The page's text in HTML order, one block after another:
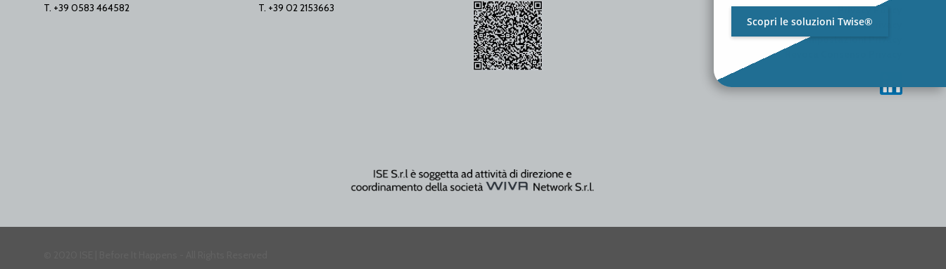
T. +39 0583 464582
T. +39 02 2153663
Privacy Policy
Cambia Preferenze Privacy
Storico Impostazioni Privacy
Scopri le soluzioni Twise®